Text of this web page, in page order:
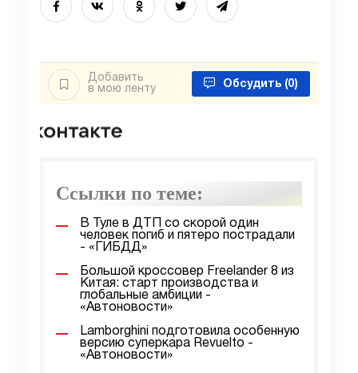
Добавить
в мою ленту
Обсудить (0)
Ссылки по теме:
В Туле в ДТП со скорой один
человек погиб и пятеро пострадали
- «ГИБДД»
Большой кроссовер Freelander 8 из
Китая: старт производства и
глобальные амбиции -
«Автоновости»
Lamborghini подготовила особенную
версию суперкара Revuelto -
«Автоновости»